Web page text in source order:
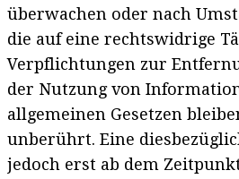
überwachen oder nach
die auf eine rechtswidrige
Verpflichtungen zur
der Nutzung von
allgemeinen Gesetzen
unberührt. Eine
jedoch erst ab dem